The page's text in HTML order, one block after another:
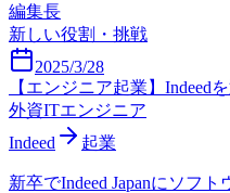
編集長
新しい役割・挑戦
2025/3/28
【エンジニア起業】Indeed
外資ITエンジニア
Indeed
起業
新卒でIndeed Japanにソフ